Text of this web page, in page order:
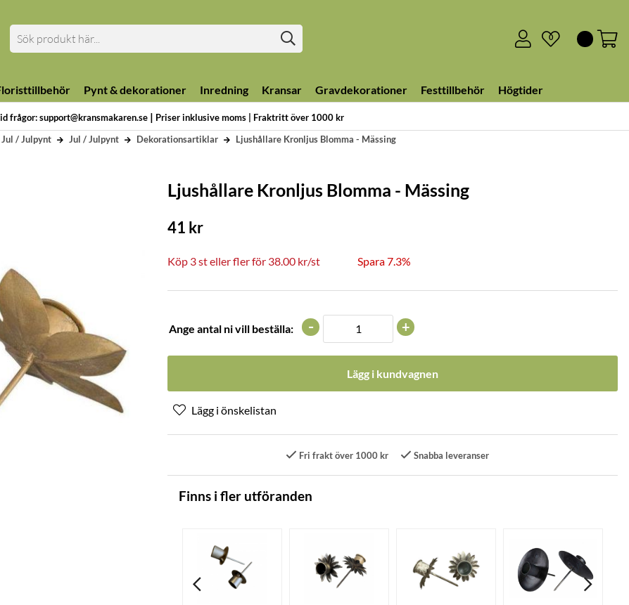
frågor: support@kransmakaren.se| Priser inklusive moms | Fraktritt över 1000 kr
0
Pynt & dekorationer Inredning Kransar Gravdekorationer Festtillbehör Högtider
Jul / Julpynt Jul / Julpynt Dekorationsartiklar Ljushållare Kronljus Blomma - Mässing
Ljushållare Kronljus Blomma - Mässing
41 kr
Köp 3 steller fler för 38.00 kr/st Spara 7.3%
Ange antal ni vill beställa: +
-
Lägg i kundvagnen
Fri frakt över 1000 kr Snabba leveranser
Finns i fler utföranden